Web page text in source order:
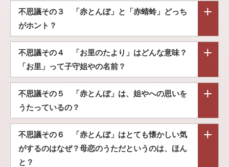
不思議その３
「赤とんぼ」と「赤蜻蛉」どっち
がホント？
不思議その４
「お里のたより」はどんな意味？
「お里」って子守姐やの名前？
不思議その５
「赤とんぼ」は、姐やへの思いを
うたっているの？
不思議その６
「赤とんぼ」はとても懐かしい気
がするのはなぜ？母恋のうただというのは、ほん
と？